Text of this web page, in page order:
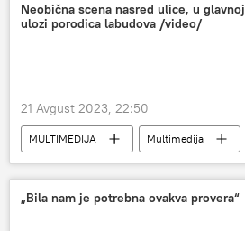
Neobična scena nasred ulice, u glavnoj
ulozi porodica labudova /video/
21 Avgust 2023, 22:50
MULTIMEDIJA
Multimedija
Video-klub
„Bila nam je potrebna ovakva provera“